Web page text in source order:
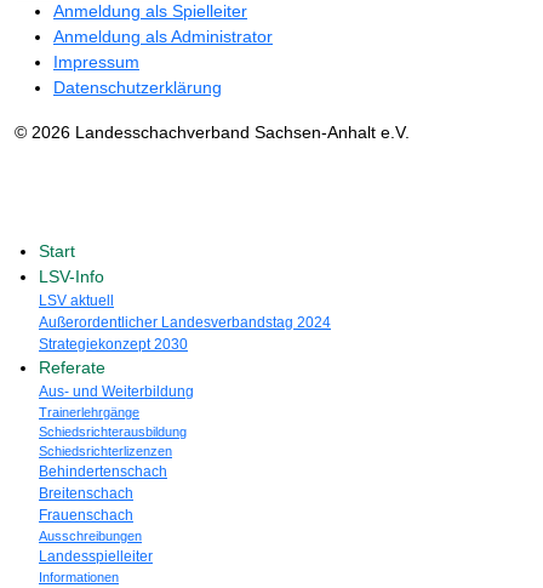
Anmeldung als Spielleiter
Anmeldung als Administrator
Impressum
Datenschutzerklärung
© 2026 Landesschachverband Sachsen-Anhalt e.V.
Start
LSV-Info
LSV aktuell
Außerordentlicher Landesverbandstag 2024
Strategiekonzept 2030
Referate
Aus- und Weiterbildung
Trainerlehrgänge
Schiedsrichterausbildung
Schiedsrichterlizenzen
Behindertenschach
Breitenschach
Frauenschach
Ausschreibungen
Landesspielleiter
Informationen